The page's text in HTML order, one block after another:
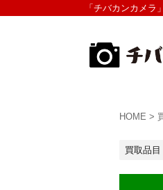
「チバカンカメラ
HOME >
買取品目